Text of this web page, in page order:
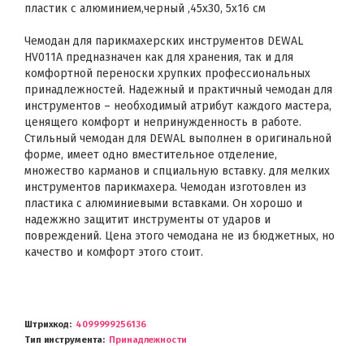
пластик с алюминием,черный ,45х30, 5х16 см
Чемодан для парикмахерских инструментов DEWAL
HV011A предназначен как для хранения, так и для
комфортной переноски хрупких профессиональных
принадлежностей. Надежный и практичный чемодан для
инструментов – необходимый атрибут каждого мастера,
ценящего комфорт и непринужденность в работе.
Стильный чемодан для DEWAL выполнен в оригинальной
форме, имеет одно вместительное отделение,
множество карманов и спциальную вставку. для мелких
инструментов парикмахера. Чемодан изготовлен из
пластика с алюминиевыми вставками. Он хорошо и
надежжно защитит инструменты от ударов и
повреждений. Цена этого чемодана не из бюджетных, но
качество и комфорт этого стоит.
Штрихкод
4099999256136
Тип инструмента
Принадлежности